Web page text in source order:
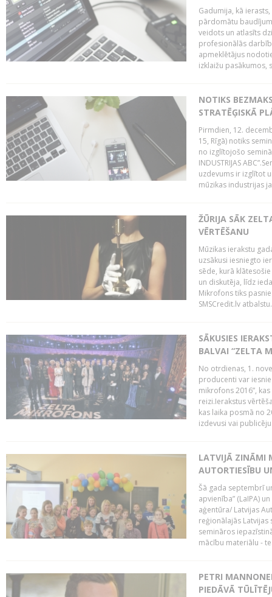
Gadumija, kā
pārdomātu
veidots un atlasīts
profesionālās
apmeklētājus
izklaižu pasākumos,
NOTIKS
STRATĒĢISKĀ
Pirmdien, 12.
15, Rīgā) notiks
no izglītojošo
INDUSTRIJAS
uzdevums ir izglītot
mūzikas industrijas
ŽŪRIJA SĀK
VĒRTĒŠANU
Mūzikas ierakstu
uzsākusi iesniegto
sēde, kurā
un diskutēja, līdz
Mikrofons tiks
SMSCredit.lv
SĀKUSIES
BALVAI “ZELTA
No otrdienas, 1.
producenti var
mikrofons 2016”,
reizi.Ierakstus
kas laika posmā no
izdevusi vai
LATVIJĀ ZINĀMI
AUTORTIESĪBU
Šā gada septembrī
apvienība” (LaIPA)
aģentūra/ Latvijas
reģionālajās
semināros
mācību materiālu -
PETRI
PIEDĀVĀ